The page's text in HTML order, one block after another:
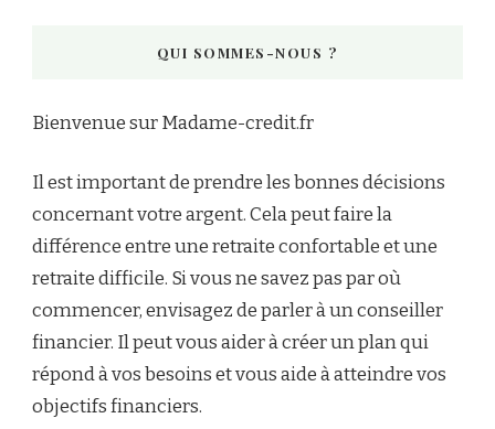
QUI SOMMES-NOUS ?
Bienvenue sur Madame-credit.fr
Il est important de prendre les bonnes décisions
concernant votre argent. Cela peut faire la
différence entre une retraite confortable et une
retraite difficile. Si vous ne savez pas par où
commencer, envisagez de parler à un conseiller
financier. Il peut vous aider à créer un plan qui
répond à vos besoins et vous aide à atteindre vos
objectifs financiers.